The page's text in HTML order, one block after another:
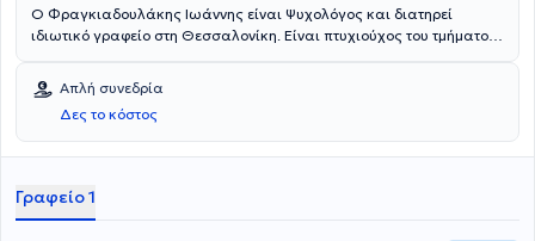
Ο Φραγκιαδουλάκης Ιωάννης είναι Ψυχολόγος και διατηρεί
ιδιωτικό γραφείο στη Θεσσαλονίκη. Είναι πτυχιούχος του τμήματος
όπου αποφοίτησε με κατεύθυνση Κλινικής Ψυχολογίας.
Μετεκπαιδεύτηκε και πιστοποιήθηκε στην επιλογή, αξιολόγηση και
χορήγηση ψυχομετρικών τεστ. Εφαρμόζει τη Γνωστική -
Συμπεριφορική Ψυχοθεραπεία και Συμβουλευτική και παρέχει
του εκάστοτε ανθρώπου.
Απλή συνεδρία
Δες το κόστος
Γραφείο 1